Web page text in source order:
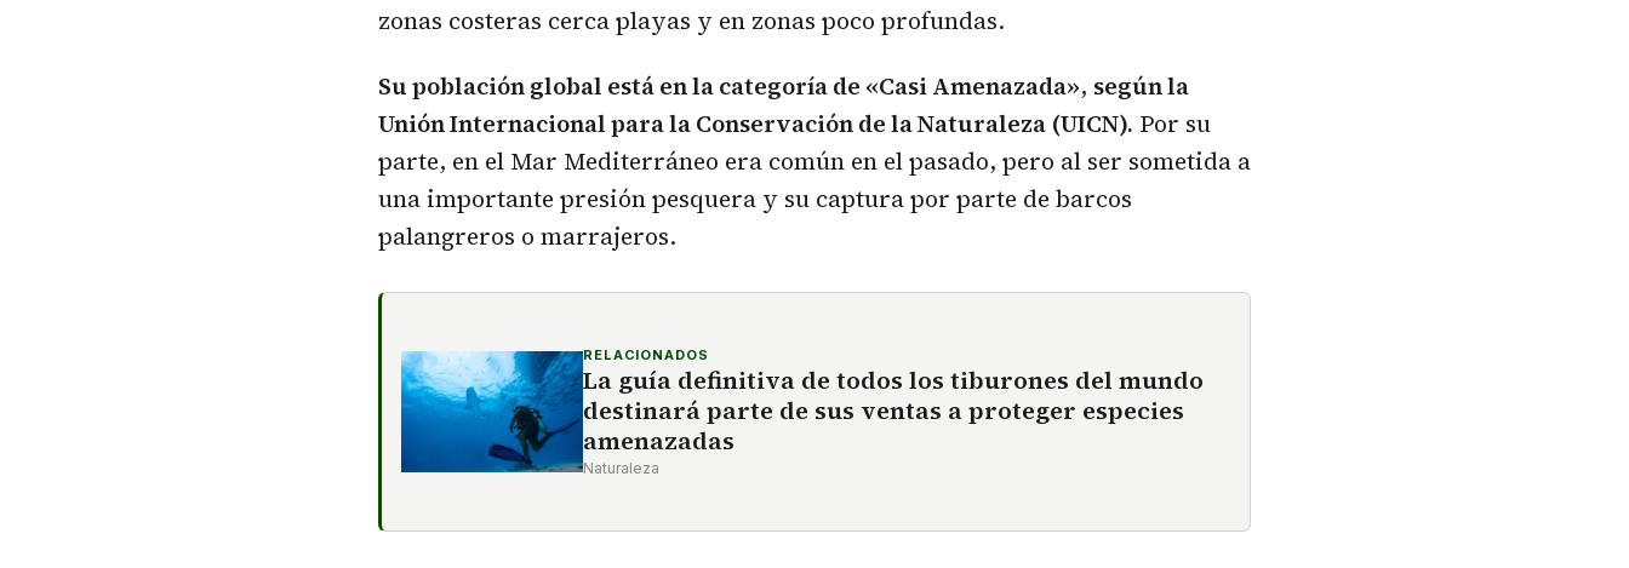
zonas costeras cerca playas y en zonas poco profundas.
Su población global está en la categoría de «Casi Amenazada», según la
Unión Internacional para la Conservación de la Naturaleza (UICN). Por su
parte, en el Mar Mediterráneo era común en el pasado, pero al ser sometida a
una importante presión pesquera y su captura por parte de barcos
palangreros o marrajeros.
RELACIONADOS
La guía definitiva de todos los tiburones del mundo
destinará parte de sus ventas a proteger especies
amenazadas
Naturaleza